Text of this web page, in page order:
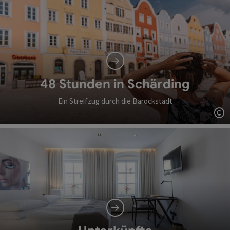
48 Stunden in Schärding
Ein Streifzug durch die Barockstadt